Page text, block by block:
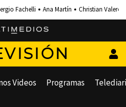
Fachelli Ana Martín Christian Valero
Videos Programas